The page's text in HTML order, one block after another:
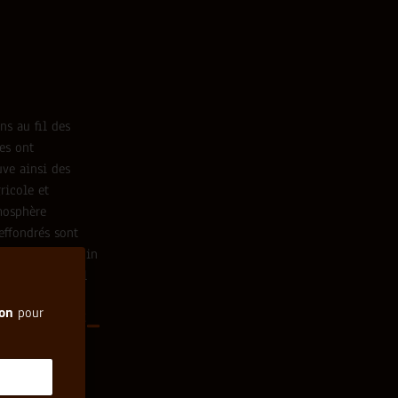
au fil des
ont
ainsi des
et
sont
chaque recoin
musée à ciel
lieux
un
pour